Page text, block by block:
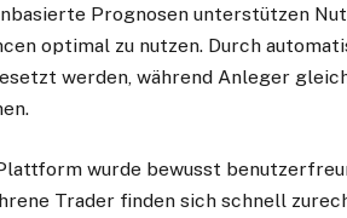
Prognosen unterstützen
optimal zu nutzen. Durch
werden, während Anleger
wurde bewusst
Trader finden sich schnell